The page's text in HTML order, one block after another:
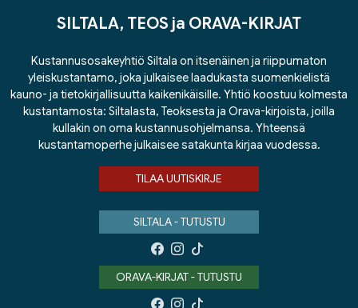
SILTALA, TEOS ja ORAVA-KIRJAT
Kustannusosakeyhtiö Siltala on itsenäinen ja riippumaton
yleiskustantamo, joka julkaisee laadukasta suomenkielistä
kauno- ja tietokirjallisuutta kaikenikäisille. Yhtiö koostuu kolmesta
kustantamosta: Siltalasta, Teoksesta ja Orava-kirjoista, joilla
kullakin on oma kustannusohjelmansa. Yhteensä
kustantamoperhe julkaisee satakunta kirjaa vuodessa.
TILAA UUTISKIRJE
SILTALA - TUTUSTU
ORAVA-KIRJAT - TUTUSTU